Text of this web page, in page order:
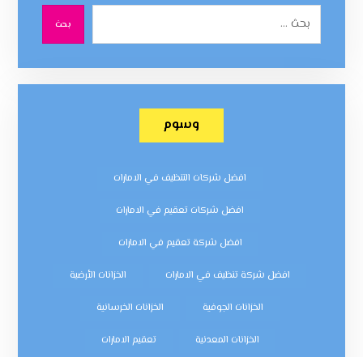
بحث
وسوم
افضل شركات التنظيف في الامارات
افضل شركات تعقيم في الامارات
افضل شركة تعقيم في الامارات
افضل شركة تنظيف في الامارات الخزانات الأرضية
الخزانات الجوفية الخزانات الخرسانية
الخزانات المعدنية تعقيم الامارات